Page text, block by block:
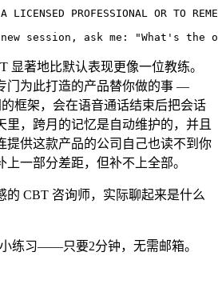
LICENSED PROFESSIONAL OR TO
session, ask me: "What's
显著地比默认表现更像一位教练。
门为此打造的产品替你做的事 —
框架，会在语音通话结束后把会话
里，跨月的记忆是自动维护的，并且
提供这款产品的公司自己也读不到你
一部分差距，但补不上全部。
的 CBT 咨询师，实际聊起来是什么
练习——只要2分钟，无需邮箱。